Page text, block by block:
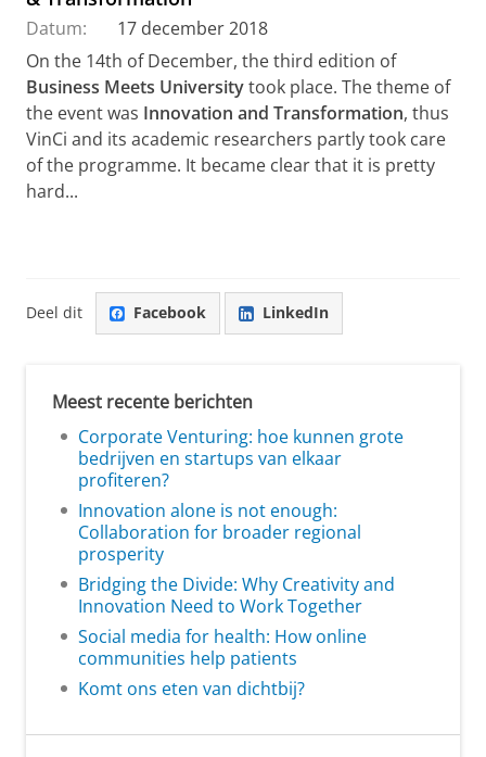
Datum:
17 december 2018
On the 14th of December, the third edition of
Business Meets Universitytook place. The theme of
the event was Innovation and Transformation, thus
VinCi and its academic researchers partly took care
of the programme. It became clear that it is pretty
hard...
Deel dit Facebook LinkedIn
Meest recente berichten
Corporate Venturing: hoe kunnen grote
bedrijven en startups van elkaar
profiteren?
Innovation alone is not enough:
Collaboration for broader regional
prosperity
Bridging the Divide: Why Creativity and
Innovation Need to Work Together
Social media for health: How online
communities help patients
Komt ons eten van dichtbij?